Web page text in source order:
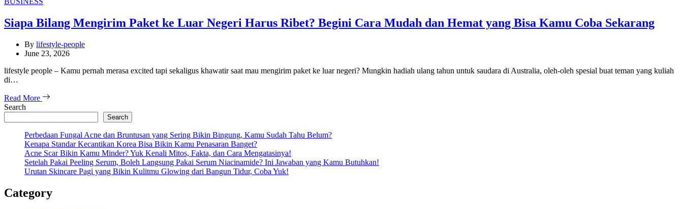
Siapa Bilang Mengirim Paket ke Luar Negeri Harus Ribet? Begini Cara Mudah dan Hemat yang Bisa Kamu Coba Sekarang
By lifestyle-people
June 23, 2026
lifestyle people – Kamu pernah merasa excited tapi sekaligus khawatir saat mau mengirim paket ke luar negeri? Mungkin hadiah ulang tahun untuk saudara di Australia, oleh-oleh spesial buat teman yang kuliah
di…
Read More
Search
Search
Perbedaan Fungal Acne dan Bruntusan yang Sering Bikin Bingung, Kamu Sudah Tahu Belum?
Kenapa Standar Kecantikan Korea Bisa Bikin Kamu Penasaran Banget?
Acne Scar Bikin Kamu Minder? Yuk Kenali Mitos, Fakta, dan Cara Mengatasinya!
Setelah Pakai Peeling Serum, Boleh Langsung Pakai Serum Niacinamide? Ini Jawaban yang Kamu Butuhkan!
Urutan Skincare Pagi yang Bikin Kulitmu Glowing dari Bangun Tidur, Coba Yuk!
Category